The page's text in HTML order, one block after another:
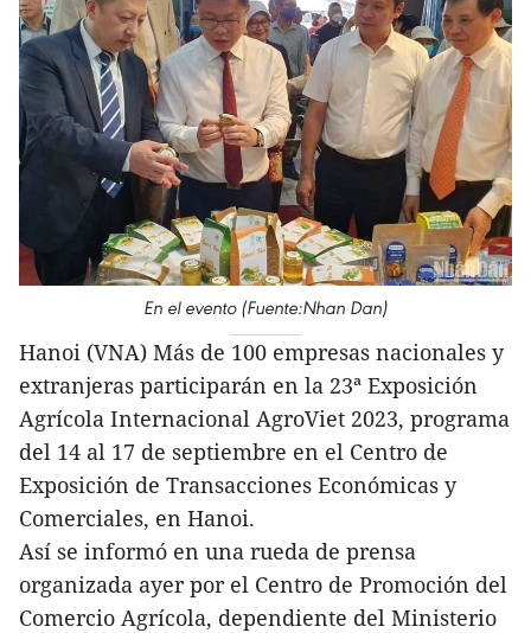
En el evento (Fuente:Nhan Dan)
Hanoi (VNA) Más de 100 empresas nacionales y
extranjeras participarán en la 23ª Exposición
Agrícola Internacional AgroViet 2023, programa
del 14 al 17 de septiembre en el Centro de
Exposición de Transacciones Económicas y
Comerciales, en Hanoi.
Así se informó en una rueda de prensa
organizada ayer por el Centro de Promoción del
Comercio Agrícola, dependiente del Ministerio